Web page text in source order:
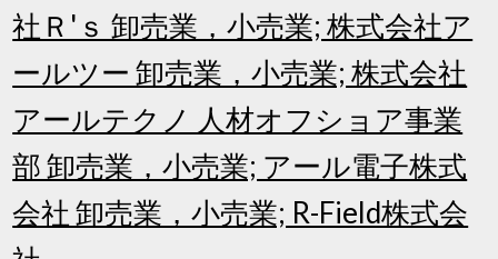
社Ｒ'ｓ 卸売業，小売業; 株式会社ア
ールツー 卸売業，小売業; 株式会社
アールテクノ 人材オフショア事業
部 卸売業，小売業; アール電子株式
会社 卸売業，小売業; R-Field株式会